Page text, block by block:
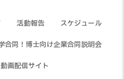
活動報告 スケジュール
合同！博士向け企業合同説明会
画配信サイト